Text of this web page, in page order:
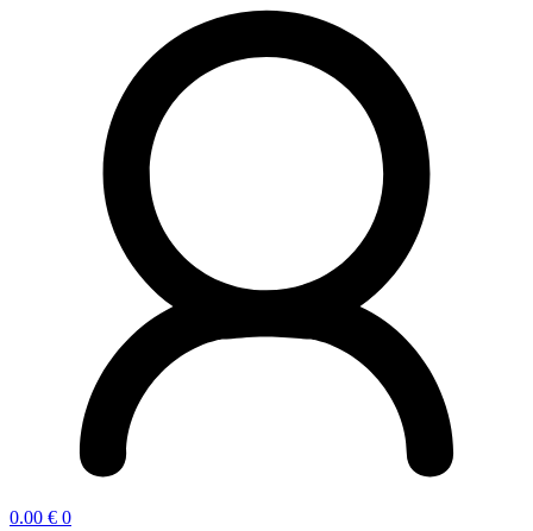
0.00 € 0